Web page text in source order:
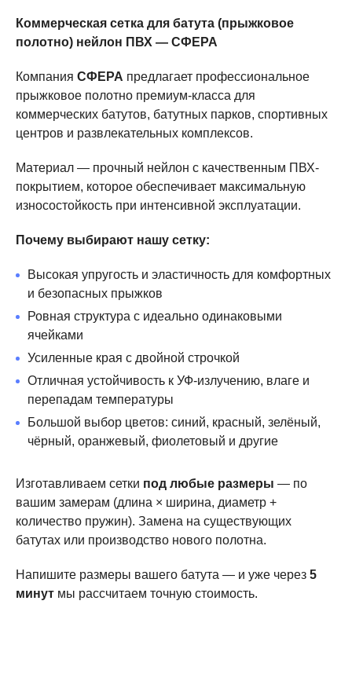
Коммерческая сетка для батута (прыжковое
полотно) нейлон ПВХ — СФЕРА
Компания СФЕРА предлагает профессиональное
прыжковое полотно премиум-класса для
коммерческих батутов, батутных парков, спортивных
центров и развлекательных комплексов.
Материал — прочный нейлон с качественным ПВХ-
покрытием, которое обеспечивает максимальную
износостойкость при интенсивной эксплуатации.
Почему выбирают нашу сетку:
Высокая упругость и эластичность для комфортных
и безопасных прыжков
Ровная структура с идеально одинаковыми
ячейками
Усиленные края с двойной строчкой
Отличная устойчивость к УФ-излучению, влаге и
перепадам температуры
Большой выбор цветов: синий, красный, зелёный,
чёрный, оранжевый, фиолетовый и другие
Изготавливаем сетки под любые размеры — по
вашим замерам (длина × ширина, диаметр +
количество пружин). Замена на существующих
батутах или производство нового полотна.
Напишите размеры вашего батута — и уже через 5
минут мы рассчитаем точную стоимость.